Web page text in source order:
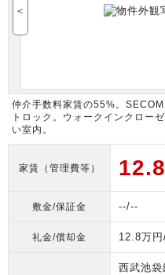
＜
仲介手数料家賃の55%。
トロック。ウォークインクロー
い室内。
家賃（管理費等） 12.8
敷金/保証金 --/--
礼金/償却金 12.8万
西武池